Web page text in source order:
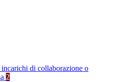
di collaborazione o
2